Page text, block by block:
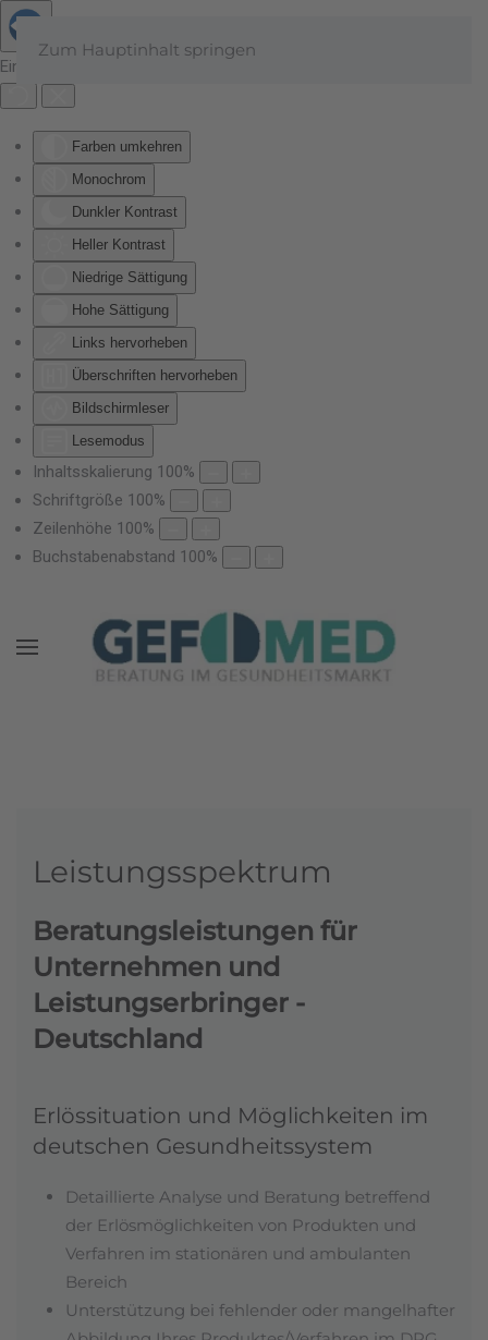
Eingabehilfen öffnen
Farben umkehren
Monochrom
Dunkler Kontrast
Heller Kontrast
Niedrige Sättigung
Hohe Sättigung
Links hervorheben
Überschriften hervorheben
Bildschirmleser
Lesemodus
Inhaltsskalierung 100%
Schriftgröße 100%
Zeilenhöhe 100%
Buchstabenabstand 100%
Zum Hauptinhalt springen
Leistungsspektrum
Beratungsleistungen für
Unternehmen und
Leistungserbringer -
Deutschland
Erlössituation und Möglichkeiten im
deutschen Gesundheitssystem
Detaillierte Analyse und Beratung betreffend
der Erlösmöglichkeiten von Produkten und
Verfahren im stationären und ambulanten
Bereich
Unterstützung bei fehlender oder mangelhafter